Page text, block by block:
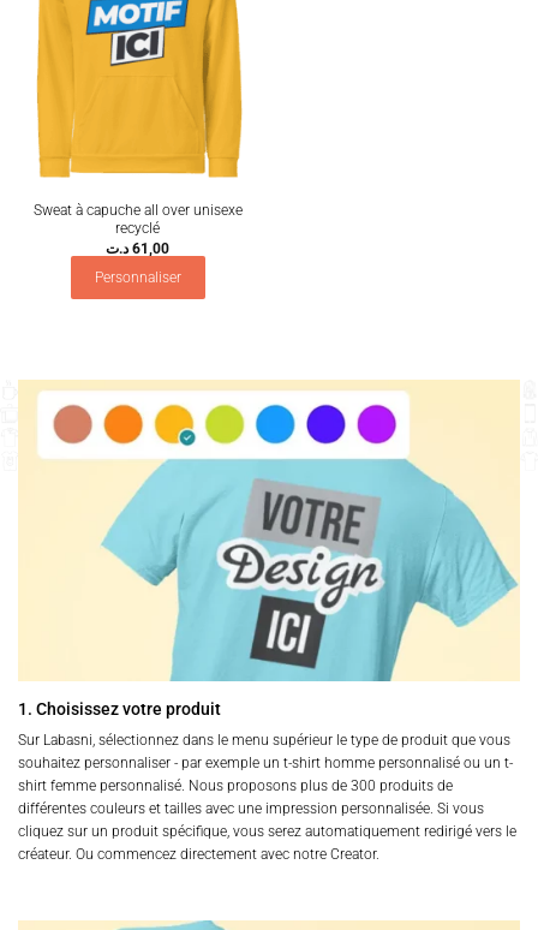
Sweat à capuche all over unisexe
recyclé
61,00 د.ت
Personnaliser
1. Choisissez votre produit
Sur Labasni, sélectionnez dans le menu supérieur le type de produit que vous
souhaitez personnaliser - par exemple un t-shirt homme personnalisé ou un t-
shirt femme personnalisé. Nous proposons plus de 300 produits de
différentes couleurs et tailles avec une impression personnalisée. Si vous
cliquez sur un produit spécifique, vous serez automatiquement redirigé vers le
créateur. Ou commencez directement avec notre Creator.